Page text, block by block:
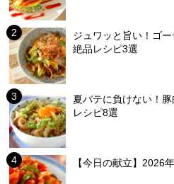
ジュワッと旨い！ゴ
絶品レシピ3選
夏バテに負けない！
レシピ8選
【今日の献立】2026